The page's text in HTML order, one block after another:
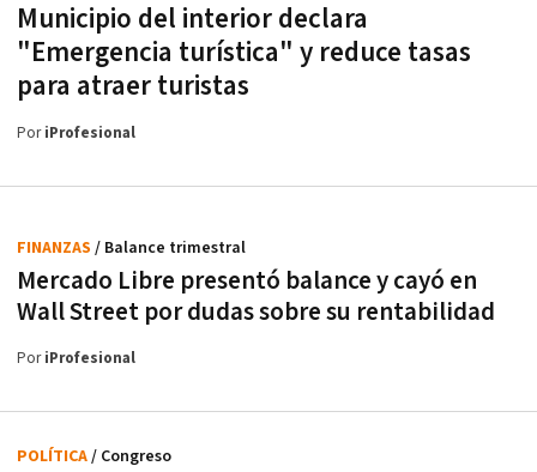
Municipio del interior declara
"Emergencia turística" y reduce tasas
para atraer turistas
PoriProfesional
Mercado Libre presentó balance y cayó en
Wall Street por dudas sobre su rentabilidad
FINANZAS / Balance trimestral
PoriProfesional
POLÍTICA/ Congreso